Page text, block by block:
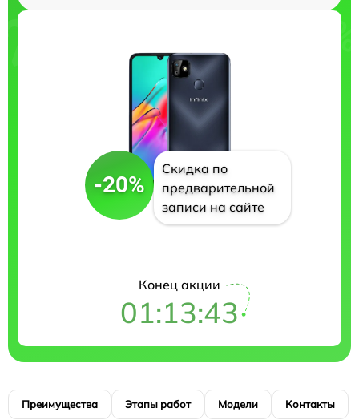
-20%
Скидка по
предварительной
записи на сайте
Конец акции
01:13:42
Преимущества Этапы работ Модели Контакты